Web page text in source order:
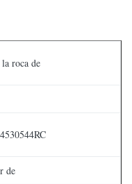
roca de
de